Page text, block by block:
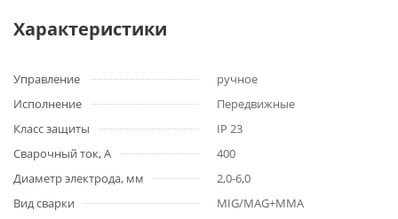
Характеристики
Управление
ручное
Исполнение
Передвижные
Класс защиты
IP 23
Сварочный ток, А
400
Диаметр электрода, мм
2,0-6,0
Вид сварки
MIG/MAG+MMA